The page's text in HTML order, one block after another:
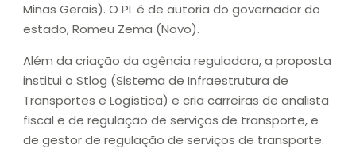
Minas Gerais). O PL é de autoria do governador do
estado, Romeu Zema (Novo).
Além da criação da agência reguladora, a proposta
institui o Stlog (Sistema de Infraestrutura de
Transportes e Logística) e cria carreiras de analista
fiscal e de regulação de serviços de transporte, e
de gestor de regulação de serviços de transporte.